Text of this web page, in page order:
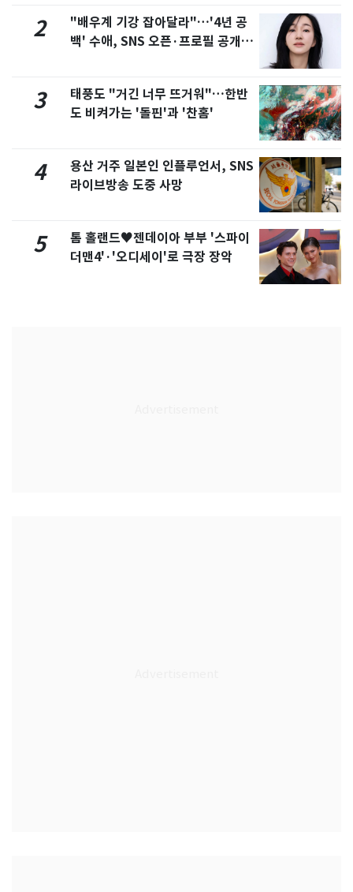
2
"배우계 기강 잡아달라"…'4년 공
백' 수애, SNS 오픈·프로필 공개
3
태풍도 "거긴 너무 뜨거워"…한반
도 비켜가는 '돌핀'과 '찬홈'
4
용산 거주 일본인 인플루언서, SNS
라이브방송 도중 사망
5
톰 홀랜드♥젠데이아 부부 '스파이
더맨4'·'오디세이'로 극장 장악